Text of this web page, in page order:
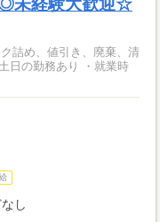
詰め、値引き、廃棄、清
し